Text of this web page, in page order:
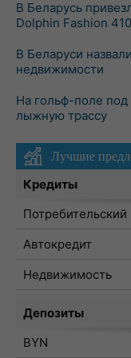
В Беларусь
Dolphin Fashion 410
В Беларуси
недвижимости
На гольф-поле
лыжную трассу
Лучшие
Кредиты
Потребительский
Автокредит
Недвижимость
Депозиты
BYN